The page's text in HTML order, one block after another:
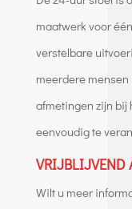
maatwerk voor
verstelbare
meerdere
afmetingen zijn bij
eenvoudig te
VRIJBLIJVEND
Wilt u meer